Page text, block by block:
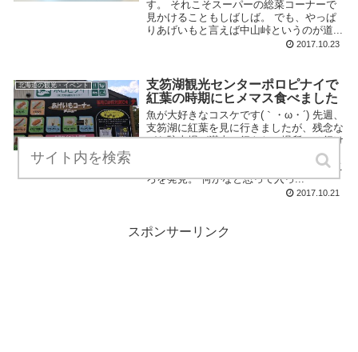
す。 それこそスーパーの総菜コーナーで
見かけることもしばしば。 でも、やっぱ
りあげいもと言えば中山峠というのが道...
2017.10.23
北海道の観光・イベント
支笏湖観光センターポロピナイで
紅葉の時期にヒメマス食べました
魚が大好きなコスケです(｀・ω・´) 先週、
支笏湖に紅葉を見に行きましたが、残念な
がら駐車場が満車で行きたい場所には行け
ず・・・ しかし、ウロウロさまよってい
たところ、人や車が沢山集まっているとこ
ろを発見。 何かなと思って入っ...
2017.10.21
スポンサーリンク